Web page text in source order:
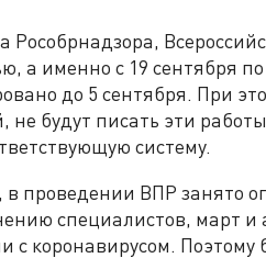
Рособрнадзора,
а именно с 19 сентября по
до 5 сентября. При
не будут писать эти
систему.
проведении ВПР занято
специалистов, март и
с коронавирусом.